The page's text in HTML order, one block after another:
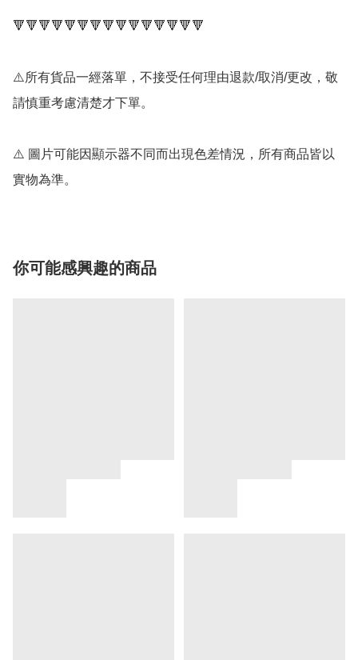
🔻🔻🔻🔻🔻🔻🔻🔻🔻🔻🔻🔻🔻🔻🔻
⚠️所有貨品一經落單，不接受任何理由退款/取消/更改，敬
請慎重考慮清楚才下單。
⚠️ 圖片可能因顯示器不同而出現色差情況，所有商品皆以
實物為準。
你可能感興趣的商品